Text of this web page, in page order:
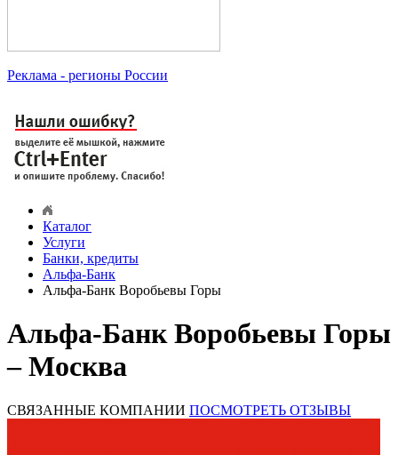
Реклама - регионы России
Каталог
Услуги
Банки, кредиты
Альфа-Банк
Альфа-Банк Воробьевы Горы
Альфа-Банк Воробьевы Горы
– Москва
СВЯЗАННЫЕ КОМПАНИИ ПОСМОТРЕТЬ ОТЗЫВЫ